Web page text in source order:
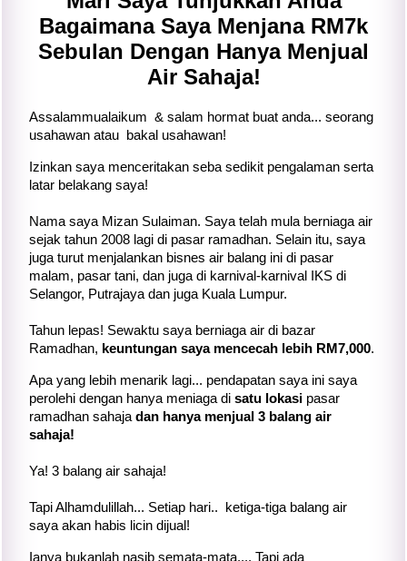
Bagaimana Saya Menjana RM7k
Sebulan Dengan Hanya Menjual
Air Sahaja!
Assalammualaikum & salam hormat buat anda... seorang
usahawan atau bakal usahawan!
Izinkan saya menceritakan seba sedikit pengalaman serta
latar belakang saya!
Nama saya Mizan Sulaiman. Saya telah mula berniaga air
sejak tahun 2008 lagi di pasar ramadhan. Selain itu, saya
juga turut menjalankan bisnes air balang ini di pasar
malam, pasar tani, dan juga di karnival-karnival IKS di
Selangor, Putrajaya dan juga Kuala Lumpur.
Tahun lepas! Sewaktu saya berniaga air di bazar
Ramadhan, keuntungan saya mencecah lebih RM7,000.
Apa yang lebih menarik lagi... pendapatan saya ini saya
perolehi dengan hanya meniaga di satu lokasi pasar
ramadhan sahaja dan hanya menjual 3 balang air
sahaja!
Ya! 3 balang air sahaja!
Tapi Alhamdulillah... Setiap hari.. ketiga-tiga balang air
saya akan habis licin dijual!
Ianya bukanlah nasib semata-mata.... Tapi ada